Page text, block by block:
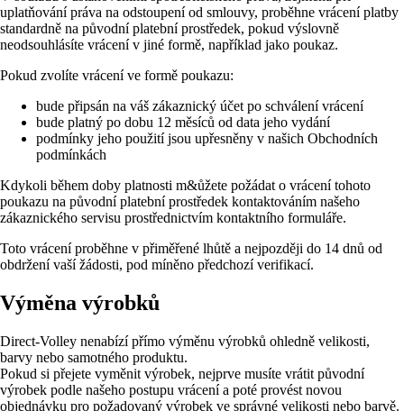
uplatňování práva na odstoupení od smlouvy, proběhne vrácení platby
standardně na původní platební prostředek, pokud výslovně
neodsouhlásíte vrácení v jiné formě, například jako poukaz.
Pokud zvolíte vrácení ve formě poukazu:
bude připsán na váš zákaznický účet po schválení vrácení
bude platný po dobu 12 měsíců od data jeho vydání
podmínky jeho použití jsou upřesněny v našich Obchodních
podmínkách
Kdykoli během doby platnosti m&ůžete požádat o vrácení tohoto
poukazu na původní platební prostředek kontaktováním našeho
zákaznického servisu prostřednictvím kontaktního formuláře.
Toto vrácení proběhne v přiměřené lhůtě a nejpozději do 14 dnů od
obdržení vaší žádosti, pod míněno předchozí verifikací.
Výměna výrobků
Direct-Volley nenabízí přímo výměnu výrobků ohledně velikosti,
barvy nebo samotného produktu.
Pokud si přejete vyměnit výrobek, nejprve musíte vrátit původní
výrobek podle našeho postupu vrácení a poté provést novou
objednávku pro požadovaný výrobek ve správné velikosti nebo barvě.